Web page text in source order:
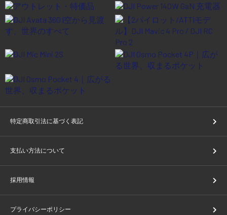
特定商取引法に基づく表記
支払い方法について
採用情報
プライバシーポリシー